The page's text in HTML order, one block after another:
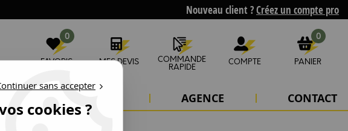
Nouveau client ?Créez un compte pro
0
FAVORIS MES DEVIS
COMMANDE
RAPIDE
COMPTE
0
PANIER
AGENCE CONTACT
sans accepter
cookies ?